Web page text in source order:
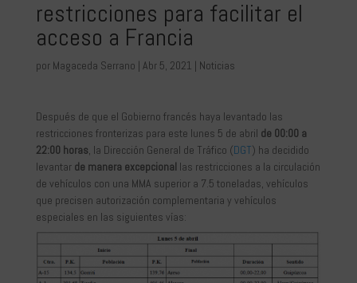
restricciones para facilitar el
acceso a Francia
por Magaceda Serrano | Abr 5, 2021 | Noticias
Después de que el Gobierno francés haya levantado las
restricciones fronterizas para este lunes 5 de abril de 00:00 a
22:00 horas, la Dirección General de Tráfico (DGT) ha decidido
levantar de manera excepcional las restricciones a la circulación
de vehículos con una MMA superior a 7.5 toneladas, vehículos
que precisen autorización complementaria y vehículos
especiales en las siguientes vías: